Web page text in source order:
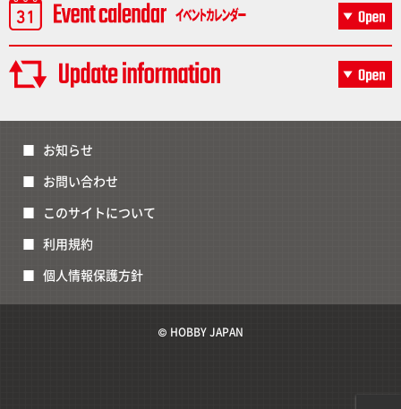
お知らせ
お問い合わせ
このサイトについて
利用規約
個人情報保護方針
© HOBBY JAPAN